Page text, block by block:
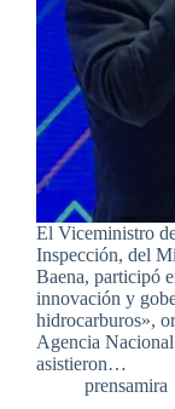
El Viceministro
Inspección, del
Baena, participó
innovación y
hidrocarburos»,
Agencia
asistieron…
prensamira